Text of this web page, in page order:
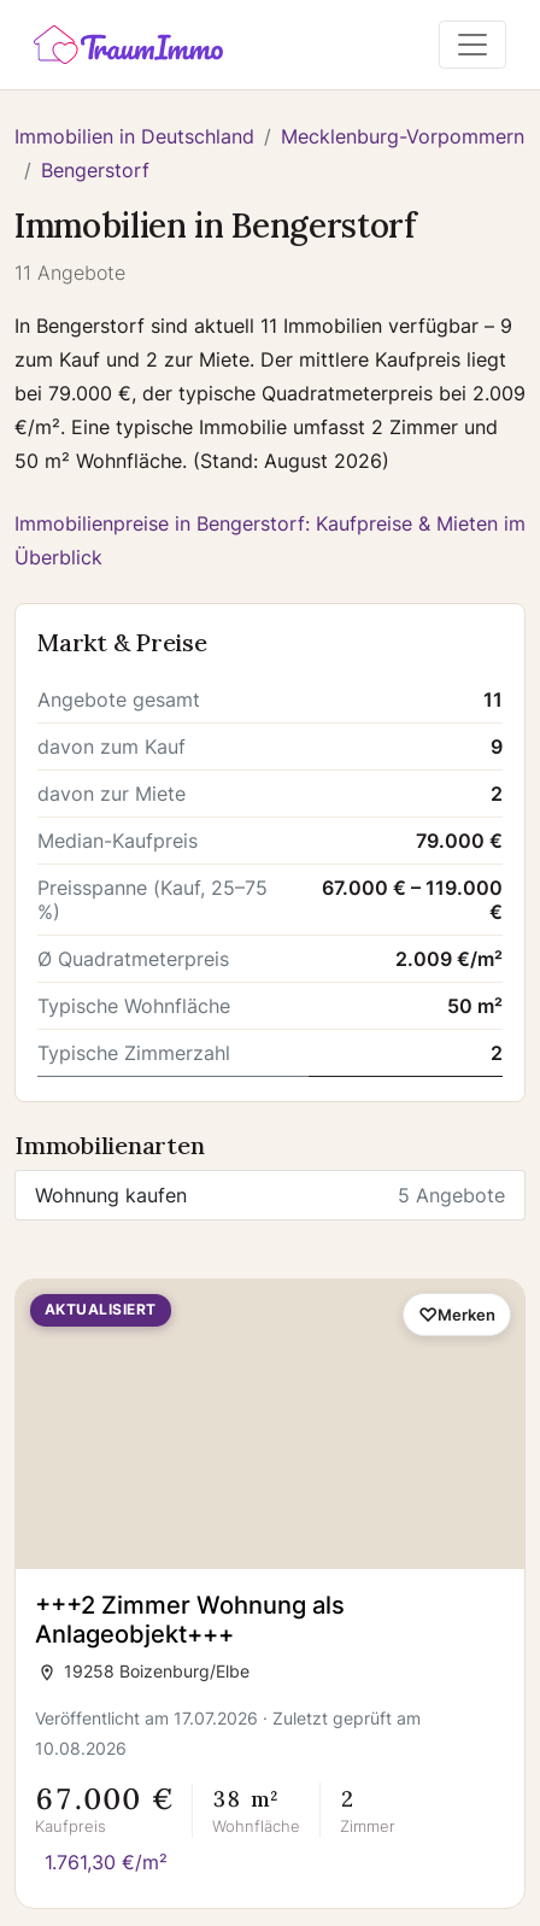
Immobilien in Deutschland
Mecklenburg-Vorpommern
Bengerstorf
Immobilien in Bengerstorf
11 Angebote
In Bengerstorf sind aktuell 11 Immobilien verfügbar – 9
zum Kauf und 2 zur Miete. Der mittlere Kaufpreis liegt
bei 79.000 €, der typische Quadratmeterpreis bei 2.009
€/m². Eine typische Immobilie umfasst 2 Zimmer und
50 m² Wohnfläche. (Stand: August 2026)
Immobilienpreise in Bengerstorf: Kaufpreise & Mieten im
Überblick
Markt & Preise
Angebote gesamt
11
davon zum Kauf
9
davon zur Miete
2
Median-Kaufpreis
79.000 €
Preisspanne (Kauf, 25–75
%)
67.000 € – 119.000
€
Ø Quadratmeterpreis
2.009 €/m²
Typische Wohnfläche
50 m²
Typische Zimmerzahl
2
Immobilienarten
Wohnung kaufen 5 Angebote
AKTUALISIERT
+++2 Zimmer Wohnung als
Anlageobjekt+++
19258 Boizenburg/Elbe
Veröffentlicht am 17.07.2026 · Zuletzt geprüft am
10.08.2026
67.000 €
Kaufpreis
38 m²
Wohnfläche
2
Zimmer
1.761,30 €/m²
Merken